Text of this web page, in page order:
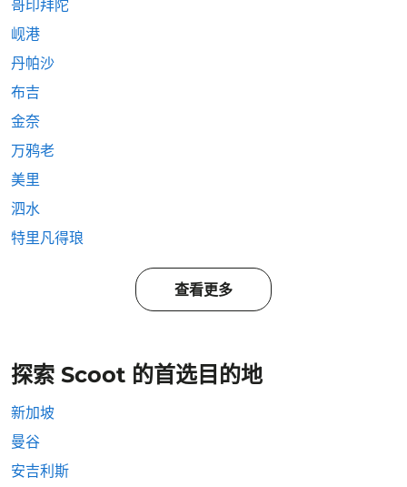
哥印拜陀
岘港
丹帕沙
布吉
金奈
万鸦老
美里
泗水
特里凡得琅
查看更多
探索 Scoot 的首选目的地
新加坡
曼谷
安吉利斯